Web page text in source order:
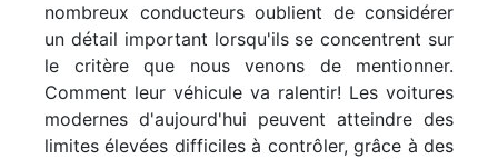
nombreux conducteurs oublient de considérer
un détail important lorsqu'ils se concentrent sur
le critère que nous venons de mentionner.
Comment leur véhicule va ralentir! Les voitures
modernes d'aujourd'hui peuvent atteindre des
limites élevées difficiles à contrôler, grâce à des